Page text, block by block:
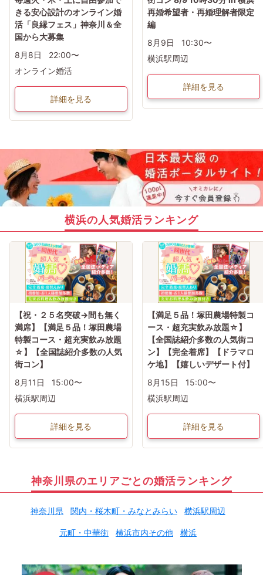
きる安心設計のオンライン婚
活「良縁フェス」神奈川＆全
国から大募集
8月8日
22:00〜
オンライン婚活
詳細を見る
再婚希望者・再婚理解者限定
編
8月9日
10:30〜
横浜駅周辺
詳細を見る
横浜の人気婚活ランキング
【祝・２５名突破→間も無く
満席】【満足５品！塚田農場
特製コース・超充実飲み放題
☆】【全国誌紹介多数の人気
街コン】
8月11日
15:00〜
横浜駅周辺
詳細を見る
【満足５品！塚田農場特製コ
ース・超充実飲み放題☆】
【全国誌紹介多数の人気街コ
ン】【完全着席】【ドラマロ
ケ地】【嬉しいデザート付】
8月15日
15:00〜
横浜駅周辺
詳細を見る
神奈川県のエリアごとの婚活ランキング
神奈川県 関内・桜木町・みなとみらい 横浜駅周辺
元町・中華街 横浜市内その他 横浜